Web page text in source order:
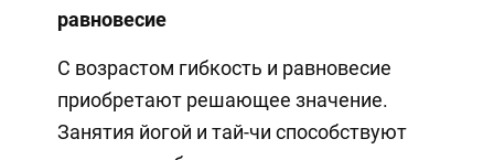
равновесие
С возрастом гибкость и равновесие
приобретают решающее значение.
Занятия йогой и тай-чи способствуют